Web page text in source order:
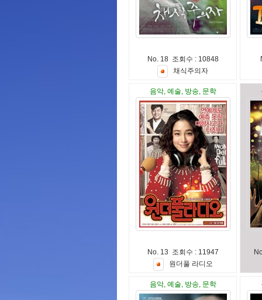
No. 18 조회수 : 10848
채 식 주의 자
음악, 예술, 방송, 문학
No. 13 조회수 : 11947
원 더 풀 라디 오
음악, 예술, 방송, 문학